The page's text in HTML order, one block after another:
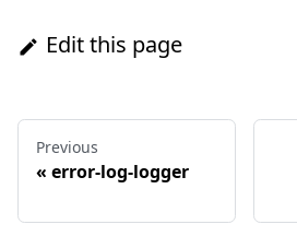
Edit this page
Previous
« error-log-logger